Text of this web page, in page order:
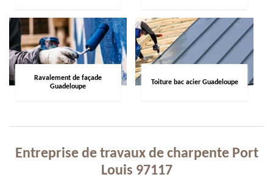
Ravalement de façade
Guadeloupe
Toiture bac acier Guadeloupe
Entreprise de travaux de charpente Port
Louis 97117